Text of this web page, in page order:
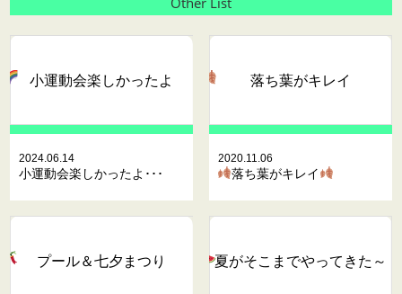
小運動会楽しかったよ
2024.06.14
小運動会楽しかったよ･･･
落ち葉がキレイ
2020.11.06
落ち葉がキレイ
プール＆七夕まつり 夏がそこまでやってきた～